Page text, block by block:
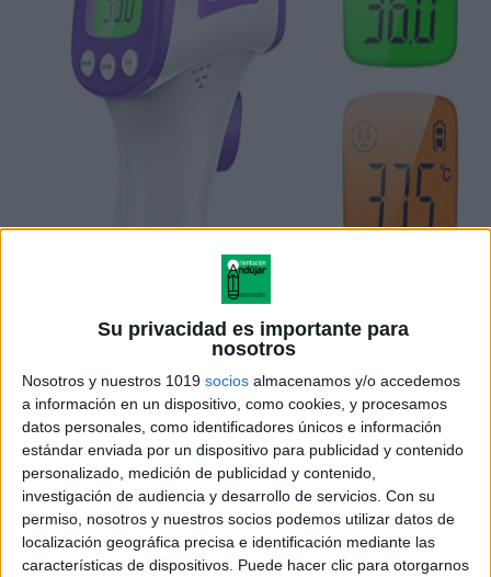
Su privacidad es importante para
nosotros
Nosotros y nuestros 1019 socios almacenamos y/o accedemos
a información en un dispositivo, como cookies, y procesamos
datos personales, como identificadores únicos e información
estándar enviada por un dispositivo para publicidad y contenido
personalizado, medición de publicidad y contenido,
investigación de audiencia y desarrollo de servicios. Con su
permiso, nosotros y nuestros socios podemos utilizar datos de
localización geográfica precisa e identificación mediante las
características de dispositivos. Puede hacer clic para otorgarnos
Termometro Kkmier